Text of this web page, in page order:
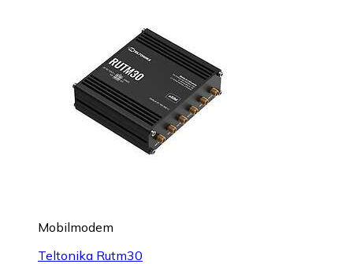
Mobilmodem
Teltonika Rutm30